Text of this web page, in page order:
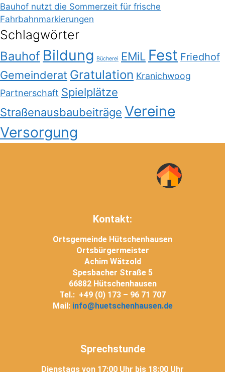
Bauhof nutzt die Sommerzeit für frische
Fahrbahnmarkierungen
Schlagwörter
Bauhof Bildung Bücherei EMiL Fest Friedhof
Gemeinderat Gratulation Kranichwoog
Partnerschaft Spielplätze
Straßenausbaubeiträge Vereine
Versorgung
Kontakt:
Ortsgemeinde Hütschenhausen
Ortsbürgermeister
Achim Wätzold
Spesbacher Straße 5
66882 Hütschenhausen
Tel.: +49 (0) 173 – 96 71 707
Mail: info@huetschenhausen.de
Sprechstunde
Dienstags von 17:00 Uhr bis 18:00 Uhr